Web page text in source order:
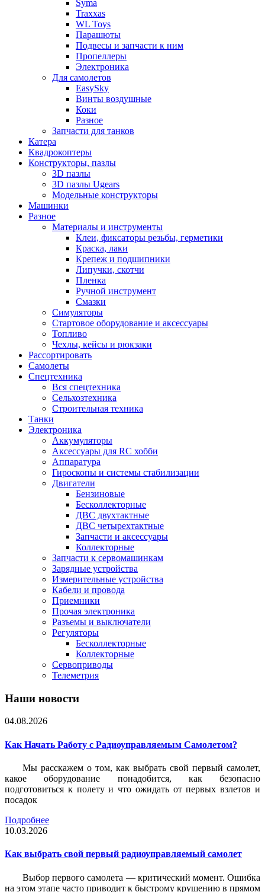
Syma
Traxxas
WL Toys
Парашюты
Подвесы и запчасти к ним
Пропеллеры
Электроника
Для самолетов
EasySky
Винты воздушные
Коки
Разное
Запчасти для танков
Катера
Квадрокоптеры
Конструкторы, пазлы
3D пазлы
3D пазлы Ugears
Модельные конструкторы
Машинки
Разное
Материалы и инструменты
Клеи, фиксаторы резьбы, герметики
Краска, лаки
Крепеж и подшипники
Липучки, скотчи
Пленка
Ручной инструмент
Смазки
Симуляторы
Стартовое оборудование и аксессуары
Топливо
Чехлы, кейсы и рюкзаки
Рассортировать
Самолеты
Спецтехника
Вся спецтехника
Сельхозтехника
Строительная техника
Танки
Электроника
Аккумуляторы
Аксессуары для RC хобби
Аппаратура
Гироскопы и системы стабилизации
Двигатели
Бензиновые
Бесколлекторные
ДВС двухтактные
ДВС четырехтактные
Запчасти и аксессуары
Коллекторные
Запчасти к сервомашинкам
Зарядные устройства
Измерительные устройства
Кабели и провода
Приемники
Прочая электроника
Разъемы и выключатели
Регуляторы
Бесколлекторные
Коллекторные
Сервоприводы
Телеметрия
Наши новости
04.08.2026
Как Начать Работу с Радиоуправляемым Самолетом?
Мы расскажем о том, как выбрать свой первый самолет,
какое оборудование понадобится, как безопасно
подготовиться к полету и что ожидать от первых взлетов и
посадок
Подробнее
10.03.2026
Как выбрать свой первый радиоуправляемый самолет
Выбор первого самолета — критический момент. Ошибка
на этом этапе часто приводит к быстрому крушению в прямом